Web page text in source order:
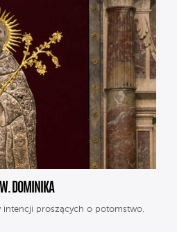
DOMINIKA
proszących o potomstwo.